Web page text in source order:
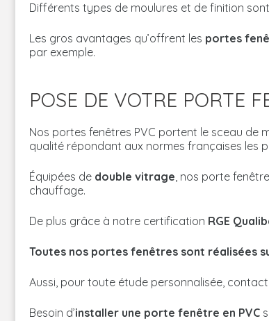
Différents types de moulures et de finition
Les gros avantages qu’offrent les portes
par exemple.
POSE DE VOTRE PORTE
Nos portes fenêtres PVC portent le sceau de
qualité répondant aux normes françaises les
Équipées de double vitrage, nos porte
chauffage.
De plus grâce à notre certification RGE
Toutes nos portes fenêtres sont réalisées
Aussi, pour toute étude personnalisée,
Besoin d’installer une porte fenêtre en PVC